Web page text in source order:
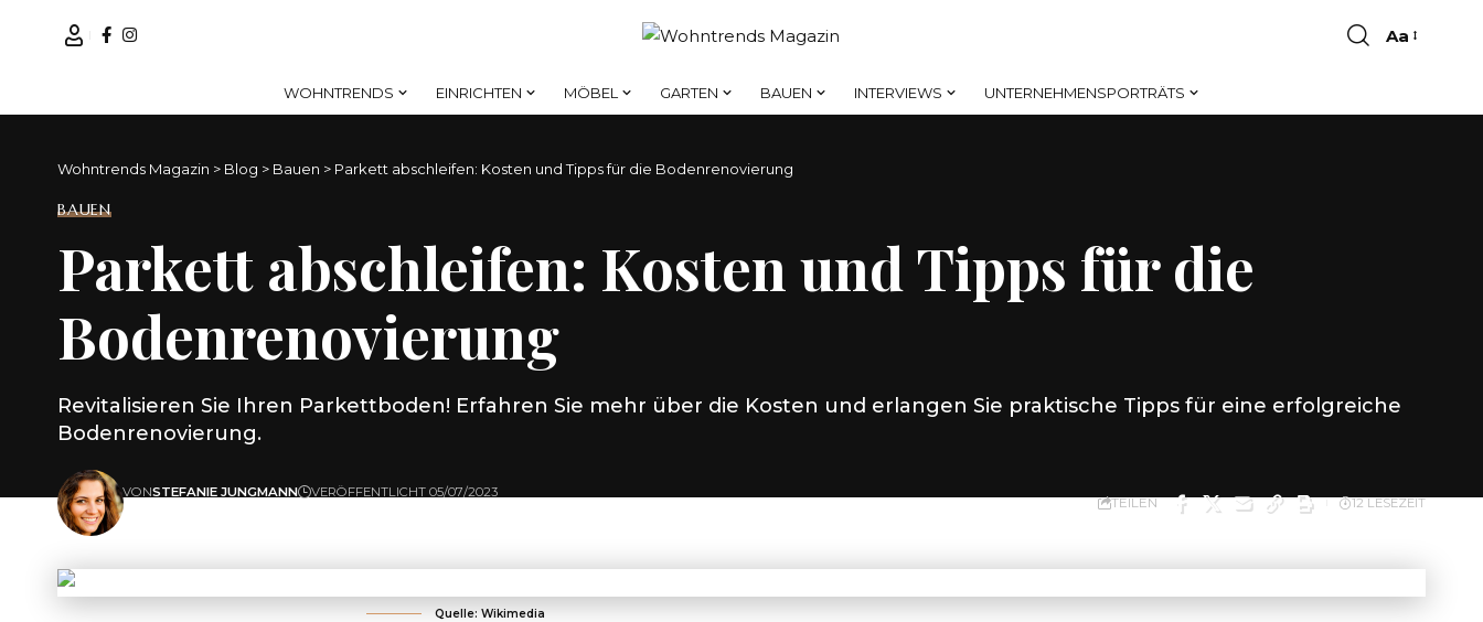
Font
Aa
WOHNTRENDS EINRICHTEN MÖBEL GARTEN BAUEN INTERVIEWS UNTERNEHMENSPORTRÄTS
Wohntrends Magazin > Blog > Bauen > Parkett abschleifen: Kosten und Tipps für die Bodenrenovierung
BAUEN
Parkett abschleifen: Kosten und Tipps für die
Bodenrenovierung
Revitalisieren Sie Ihren Parkettboden! Erfahren Sie mehr über die Kosten und erlangen Sie praktische Tipps für eine erfolgreiche
Bodenrenovierung.
ZULETZT AKTUALISIERT: 05/07/2023 08:33
VONSTEFANIE JUNGMANN VERÖFFENTLICHT 05/07/2023
TEILEN 12 LESEZEIT
Quelle: Wikimedia